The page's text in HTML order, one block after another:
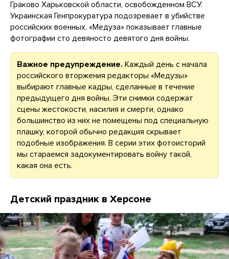
Граково Харьковской области, освобожденном ВСУ.
Украинская Генпрокуратура подозревает в убийстве
российских военных. «Медуза» показывает главные
фотографии сто девяносто девятого дня войны.
Важное предупреждение. Каждый день с начала
российского вторжения редакторы «Медузы»
выбирают главные кадры, сделанные в течение
предыдущего дня войны. Эти снимки содержат
сцены жестокости, насилия и смерти, однако
большинство из них не помещены под специальную
плашку, которой обычно редакция скрывает
подобные изображения. В серии этих фотоисторий
мы стараемся задокументировать войну такой,
какая она есть.
Детский праздник в Херсоне